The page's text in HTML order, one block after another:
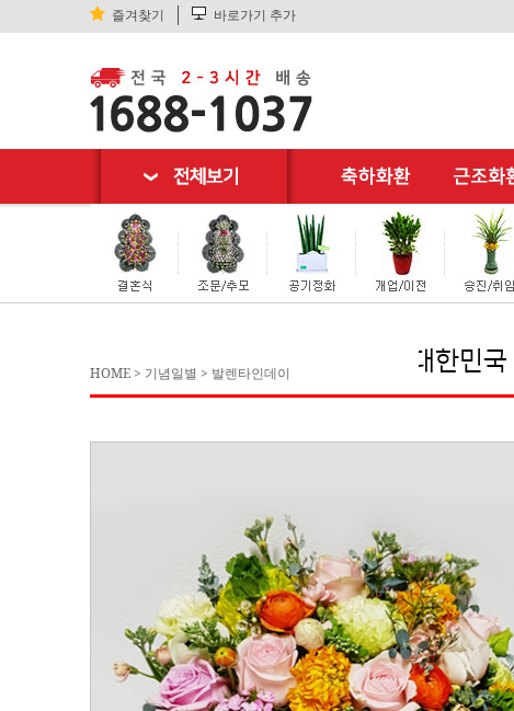
즐겨찾기 바로가기 추가
HOME > 기념일별 > 발렌타인데이 대한민국 꽃배달